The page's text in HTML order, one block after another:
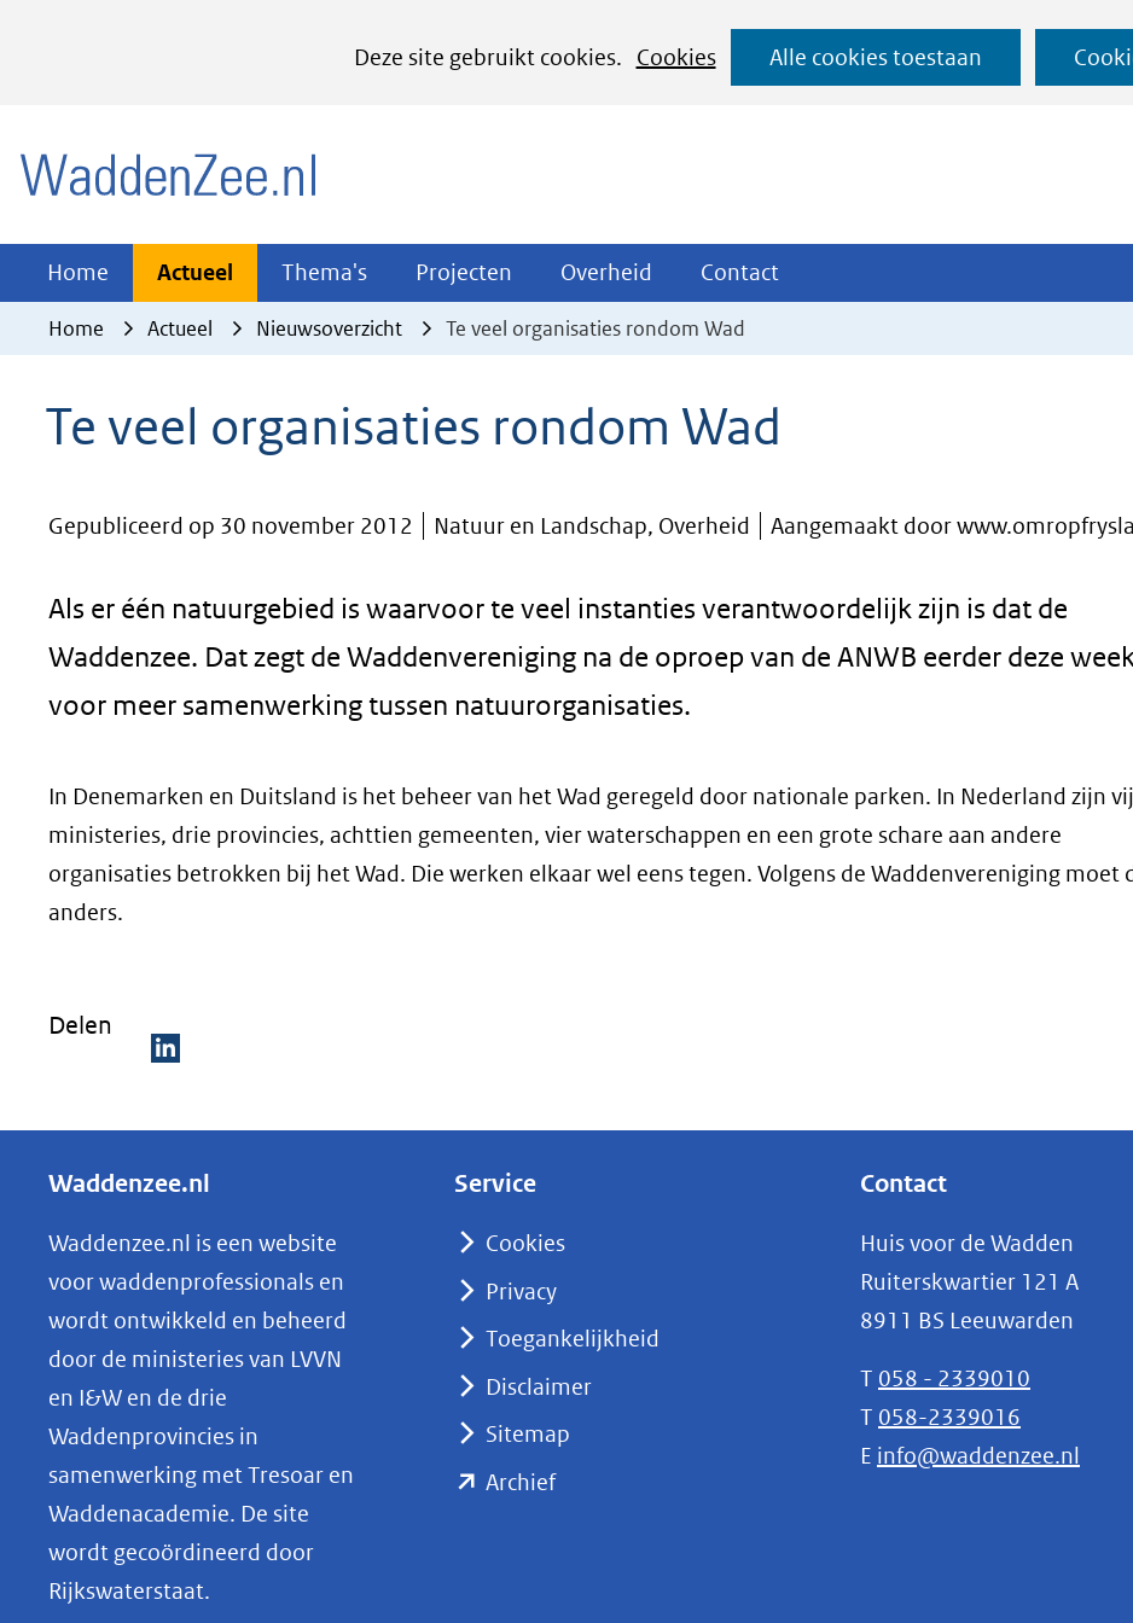
Deze site gebruikt cookies.
Cookies
het
cookies
website
worden
Alle cookies toestaan
Ga
naar
Home Actueel Actueel
Uitklappen
Thema's Thema's
Uitklappen
Projecten Projecten
Uitklappen
Overheid Overheid
Uitklappen
Contact
Uitklappen
Home Actueel Nieuwsoverzicht Te veel organisaties rondom Wad
Te veel organisaties rondom Wad
Gepubliceerd op 30 november 2012 Natuur en Landschap, Overheid Aangemaakt door
Als er één natuurgebied is waarvoor te veel instanties verantwoordelijk zijn is dat de
Waddenzee. Dat zegt de Waddenvereniging na de oproep van de ANWB eerder deze week
voor meer samenwerking tussen natuurorganisaties.
In Denemarken en Duitsland is het beheer van het Wad geregeld door nationale parken. In Nederland zijn
ministeries, drie provincies, achttien gemeenten, vier waterschappen en een grote schare aan andere
organisaties betrokken bij het Wad. Die werken elkaar wel eens tegen. Volgens de Waddenvereniging moet
anders.
Delen
e
e
n
o
p
L
k
e
d
I
n
Waddenzee.nl
Waddenzee.nl is een website
voor waddenprofessionals en
wordt ontwikkeld en beheerd
door de ministeries van LVVN
en I&W en de drie
Waddenprovincies in
samenwerking met Tresoar en
Waddenacademie. De site
wordt gecoördineerd door
Rijkswaterstaat.
Service
Cookies
Privacy
Toegankelijkheid
Disclaimer
Sitemap
Archief(opent
Contact
Huis voor de Wadden
Ruiterskwartier 121 A
8911 BS Leeuwarden
T 058 - 2339010
T 058-2339016
E info@waddenzee.nl